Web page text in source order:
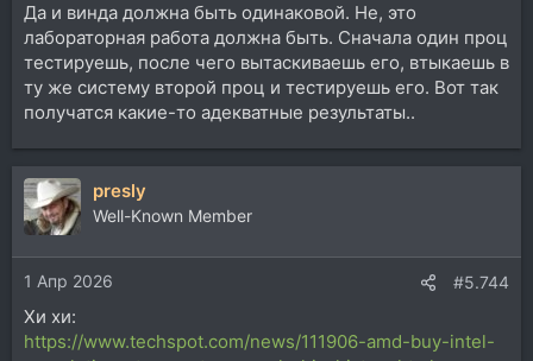
Да и винда должна быть одинаковой. Не, это
лабораторная работа должна быть. Сначала один проц
тестируешь, после чего вытаскиваешь его, втыкаешь в
ту же систему второй проц и тестируешь его. Вот так
получатся какие-то адекватные результаты..
presly
Well-Known Member
1 Апр 2026 #5.744
Хи хи:
https://www.techspot.com/news/111906-amd-buy-intel-